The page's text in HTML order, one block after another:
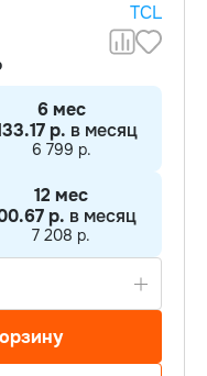
TCL
6 мес
р. в месяц
6 799 р.
12 мес
р. в месяц
7 208 р.